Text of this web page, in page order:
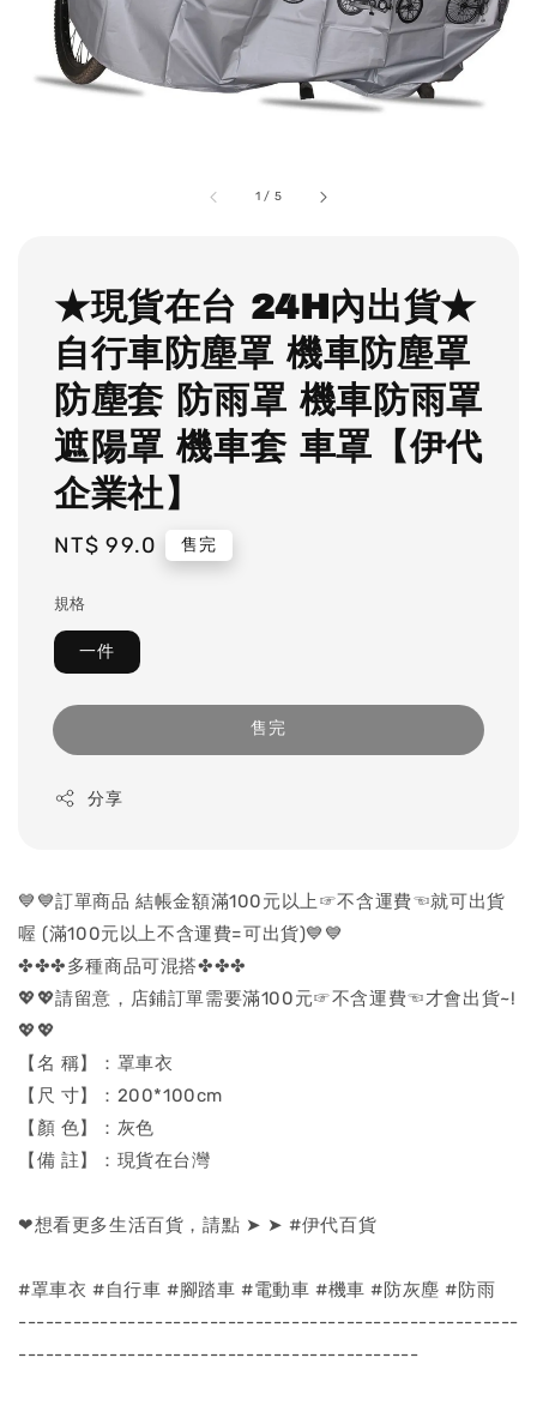
1 / 5
★現貨在台 24H內出貨★
自行車防塵罩 機車防塵罩
防塵套 防雨罩 機車防雨罩
遮陽罩 機車套 車罩【伊代
企業社】
Regular
NT$ 99.0 售完
規格
一件
售完
分享
💙💙訂單商品 結帳金額滿100元以上☞不含運費☜就可出貨
喔 (滿100元以上不含運費=可出貨)💙💙
✤✤✤多種商品可混搭✤✤✤
💖💖請留意，店鋪訂單需要滿100元☞不含運費☜才會出貨~!
💖💖
【名 稱】：罩車衣
【尺 寸】：200*100cm
【顏 色】：灰色
【備 註】：現貨在台灣
❤想看更多生活百貨，請點 ➤ ➤ #伊代百貨
#罩車衣 #自行車 #腳踏車 #電動車 #機車 #防灰塵 #防雨
-------------------------------------------------------
--------------------------------------------